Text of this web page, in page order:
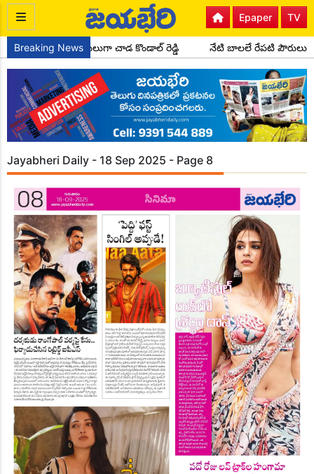
TV
Epaper
Breaking News
మండల అధ్యక్షులుగా చాడ కొండాల్ రెడ్డి నేటి బాలలే రేపటి
Jayabheri Daily - 18 Sep 2025 - Page 8